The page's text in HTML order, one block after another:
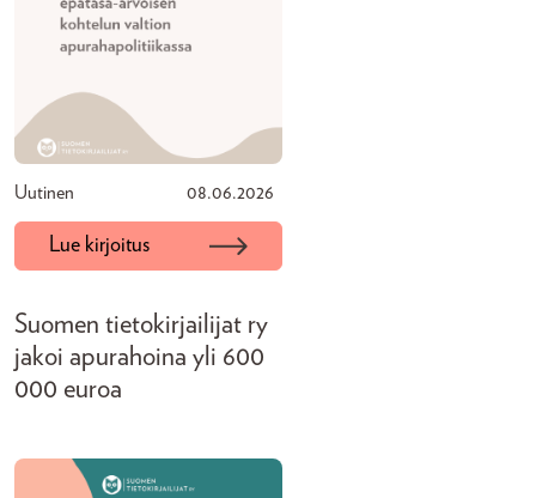
Uutinen 08.06.2026
Lue kirjoitus
Suomen tietokirjailijat ry
jakoi apurahoina yli 600
000 euroa